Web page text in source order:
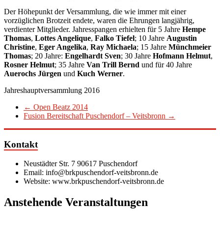
Der Höhepunkt der Versammlung, die wie immer mit einer
vorzüglichen Brotzeit endete, waren die Ehrungen langjährig,
verdienter Mitglieder. Jahresspangen erhielten für 5 Jahre Hempe
Thomas, Lottes Angelique, Falko Tiefel; 10 Jahre Augustin
Christine, Eger Angelika, Ray Michaela; 15 Jahre Münchmeier
Thomas; 20 Jahre: Engelhardt Sven; 30 Jahre Hofmann Helmut,
Rosner Helmut; 35 Jahre Van Trill Bernd und für 40 Jahre
Auerochs Jürgen und Kuch Werner.
Jahreshauptversammlung 2016
← Open Beatz 2014
Fusion Bereitschaft Puschendorf – Veitsbronn →
Kontakt
Neustädter Str. 7 90617 Puschendorf
Email: info@brkpuschendorf-veitsbronn.de
Website: www.brkpuschendorf-veitsbronn.de
Anstehende Veranstaltungen